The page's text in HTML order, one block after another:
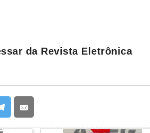
da Revista Eletrônica